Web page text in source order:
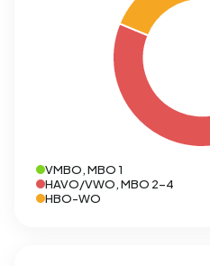
VMBO, MBO 1
HAVO/VWO, MBO 2-4
HBO-WO